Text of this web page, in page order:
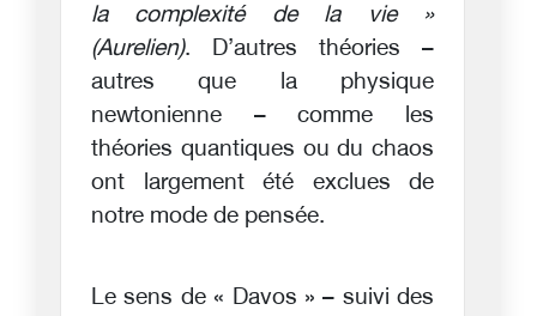
la complexité de la vie »
(Aurelien). D’autres théories –
autres que la physique
newtonienne – comme les
théories quantiques ou du chaos
ont largement été exclues de
notre mode de pensée.
Le sens de « Davos » – suivi des